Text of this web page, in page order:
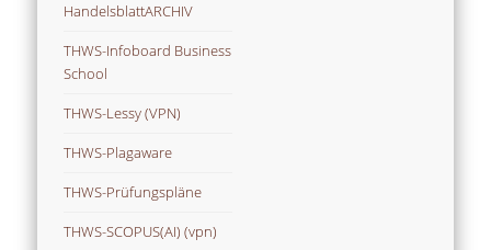
HandelsblattARCHIV
THWS-Infoboard Business
School
THWS-Lessy (VPN)
THWS-Plagaware
THWS-Prüfungspläne
THWS-SCOPUS(AI) (vpn)